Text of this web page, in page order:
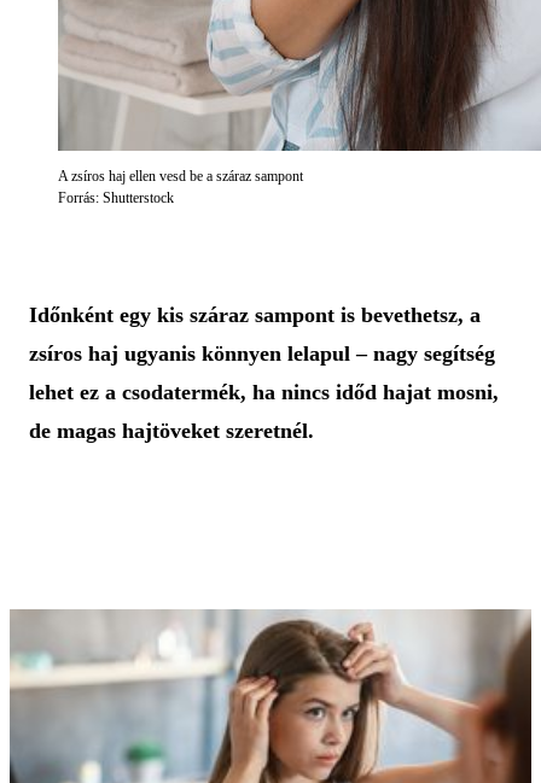
A zsíros haj ellen vesd be a száraz sampont
Forrás: Shutterstock
Időnként egy kis száraz sampont is bevethetsz, a
zsíros haj ugyanis könnyen lelapul – nagy segítség
lehet ez a csodatermék, ha nincs időd hajat mosni,
de magas hajtöveket szeretnél.